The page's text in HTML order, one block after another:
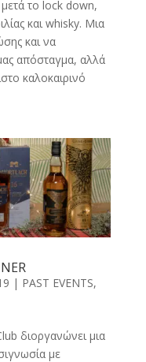
το lock down,
και whisky. Μια
και να
απόσταγμα, αλλά
καλοκαιρινό
| PAST EVENTS,
διοργανώνει μια
με